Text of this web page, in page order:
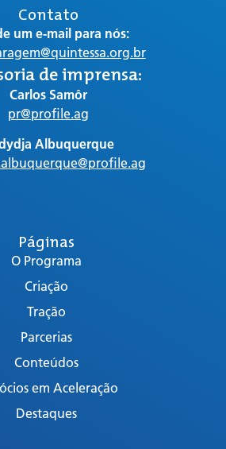
Páginas
O Programa
Criação
Tração
Parcerias
Conteúdos
em Aceleração
Destaques
Contato
um e-mail para nós:
de imprensa:
Carlos Samôr
pr@profile.ag
Albuquerque